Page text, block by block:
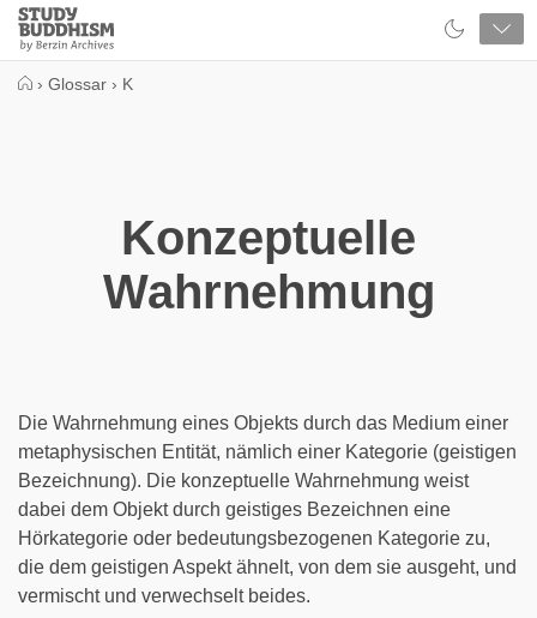
Close
Study
Buddhism
› Glossar › K
Konzeptuelle
Wahrnehmung
Die Wahrnehmung eines Objekts durch das Medium einer
metaphysischen Entität, nämlich einer Kategorie (geistigen
Bezeichnung). Die konzeptuelle Wahrnehmung weist
dabei dem Objekt durch geistiges Bezeichnen eine
Hörkategorie oder bedeutungsbezogenen Kategorie zu,
die dem geistigen Aspekt ähnelt, von dem sie ausgeht, und
vermischt und verwechselt beides.